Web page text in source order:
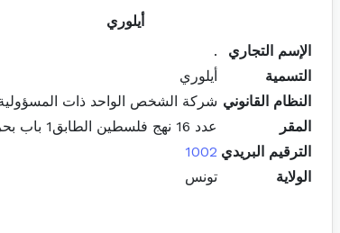
أيلوري
الإسم التجاري
.
التسمية
أيلوري
النظام القانوني شركة الشخص الواحد ذات
المقر
عدد 16 نهج فلسطين الطابق1 باب بحر
الترقيم البريدي 1002
الولاية
تونس